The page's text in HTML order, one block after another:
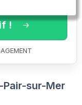
!
Pair-sur-Mer